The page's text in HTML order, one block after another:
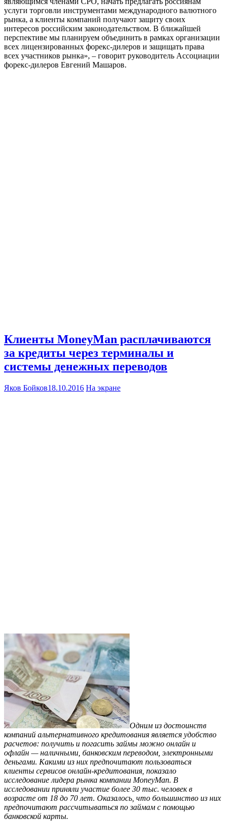
услуги торговли инструментами международного валютного
рынка, а клиенты компаний получают защиту своих
интересов российским законодательством. В ближайшей
перспективе мы планируем объединить в рамках организации
всех лицензированных форекс-дилеров и защищать права
всех участников рынка», – говорит руководитель Ассоциации
форекс-дилеров Евгений Машаров.
Клиенты MoneyMan расплачиваются
за кредиты через терминалы и
системы денежных переводов
Яков Бойков18.10.2016 На экране
Одним из достоинств
компаний альтернативного кредитования является удобство
расчетов: получить и погасить займы можно онлайн и
офлайн — наличными, банковским переводом, электронными
деньгами. Какими из них предпочитают пользоваться
клиенты сервисов онлайн-кредитования, показало
исследование лидера рынка компании MoneyMan. В
исследовании приняли участие более 30 тыс. человек в
возрасте от 18 до 70 лет. Оказалось, что большинство из них
предпочитают рассчитываться по займам с помощью
банковской карты.